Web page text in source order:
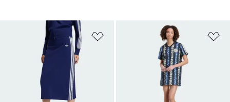
Dodaj do listy życzeń